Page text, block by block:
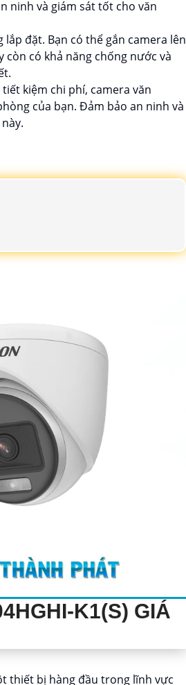
ninh và giám sát tốt cho văn
đặt. Bạn có thể gắn camera lên
có khả năng chống nước và
kiệm chi phí, camera văn
của bạn. Đảm bảo an ninh và
K1(S) GIÁ
thiết bị hàng đầu trong lĩnh vực